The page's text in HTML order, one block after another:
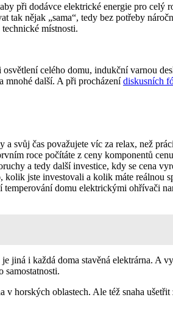
při dodávce elektrické energie pro
tak nějak „sama“, tedy bez potřeby
místnosti.
celého domu, indukční varnou
mnohé další. A při procházenídiskusních
a svůj čas považujete víc za relax, než
roce počítáte z ceny komponentů
a tedy další investice, kdy se cena
jste investovali a kolik máte reálnou
domu elektrickými ohřívači
jiná i každá doma stavěná elektrárna. A
samostatnosti.
horských oblastech. Ale též snaha